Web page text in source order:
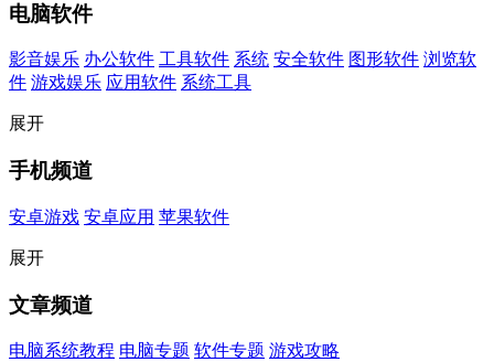
电脑软件
影音娱乐 办公软件 工具软件 系统 安全软件 图形软件 浏览软
件 游戏娱乐 应用软件 系统工具
展开
手机频道
安卓游戏 安卓应用 苹果软件
展开
文章频道
电脑系统教程 电脑专题 软件专题 游戏攻略